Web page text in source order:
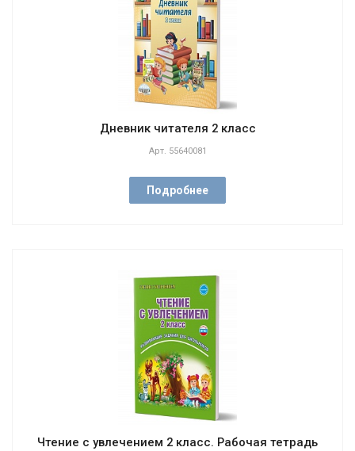
Дневник читателя 2 класс
Арт. 55640081
Подробнее
Чтение с увлечением 2 класс. Рабочая тетрадь